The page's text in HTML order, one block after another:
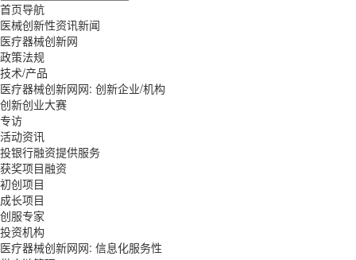
首页导航
医械创新性资讯新闻
医疗器械创新网
政策法规
技术/产品
医疗器械创新网网: 创新企业/机构
创新创业大赛
专访
活动资讯
投银行融资提供服务
获奖项目融资
初创项目
成长项目
创服专家
投资机构
医疗器械创新网网: 信息化服务性